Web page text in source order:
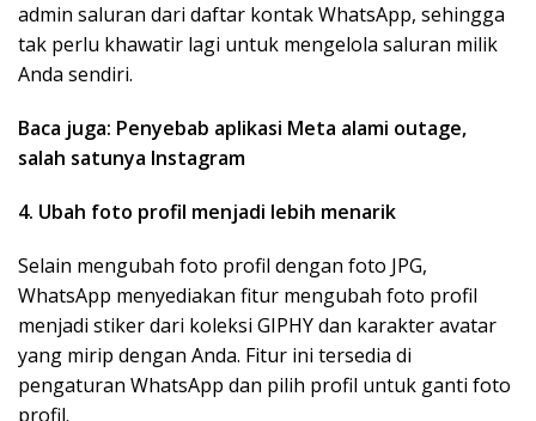
admin saluran dari daftar kontak WhatsApp, sehingga
tak perlu khawatir lagi untuk mengelola saluran milik
Anda sendiri.
Baca juga: Penyebab aplikasi Meta alami outage,
salah satunya Instagram
4. Ubah foto profil menjadi lebih menarik
Selain mengubah foto profil dengan foto JPG,
WhatsApp menyediakan fitur mengubah foto profil
menjadi stiker dari koleksi GIPHY dan karakter avatar
yang mirip dengan Anda. Fitur ini tersedia di
pengaturan WhatsApp dan pilih profil untuk ganti foto
profil.